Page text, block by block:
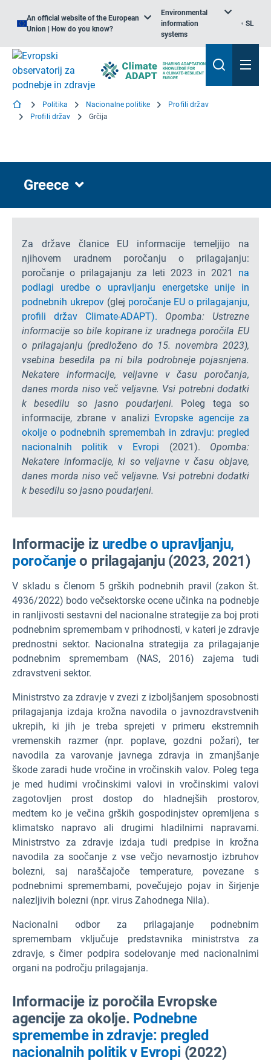
An official website of the European
Union | How do you know?
Environmental
information
systems
SL
Politika Nacionalne politike
Profili držav
Profili držav
Grčija
Greece
Za države članice EU informacije temeljijo na
njihovem uradnem poročanju o prilagajanju:
poročanje o prilagajanju za leti 2023 in 2021 na
podlagi uredbe o upravljanju energetske unije in
podnebnih ukrepov (glej poročanje EU o prilagajanju,
profili držav Climate-ADAPT).
Opomba: Ustrezne
informacije so bile kopirane iz uradnega poročila EU
o prilagajanju (predloženo do 15. novembra 2023),
vsebina besedila pa ni bila podrobneje pojasnjena.
Nekatere informacije, veljavne v času poročanja,
danes morda niso več veljavne. Vsi potrebni dodatki
k besedilu so jasno poudarjeni. Poleg tega so
informacije, zbrane v analizi Evropske agencije za
okolje o podnebnih spremembah in zdravju: pregled
nacionalnih politik v Evropi (2021). Opomba:
Nekatere informacije, ki so veljavne v času objave,
danes morda niso več veljavne. Vsi potrebni dodatki
k besedilu so jasno poudarjeni.
Informacije iz uredbe o upravljanju,
poročanjeo prilagajanju (2023, 2021)
V skladu s členom 5 grških podnebnih pravil (zakon št.
4936/2022) bodo večsektorske ocene učinka na podnebje
in ranljivosti sestavni del nacionalne strategije za boj proti
podnebnim spremembam v prihodnosti, v kateri je zdravje
prednostni sektor. Nacionalna strategija za prilagajanje
podnebnim spremembam (NAS, 2016) zajema tudi
zdravstveni sektor.
Ministrstvo za zdravje v zvezi z izboljšanjem sposobnosti
prilagajanja izdaja krožna navodila o javnozdravstvenih
ukrepih, ki jih je treba sprejeti v primeru ekstremnih
vremenskih razmer (npr. poplave, gozdni požari), ter
navodila za varovanje javnega zdravja in zmanjšanje
škode zaradi hude vročine in vročinskih valov. Poleg tega
je med hudimi vročinskimi valovi in vročinskimi valovi
zagotovljen prost dostop do hladnejših prostorov,
medtem ko je večina grških gospodinjstev opremljena s
klimatsko napravo ali drugimi hladilnimi napravami.
Ministrstvo za zdravje izdaja tudi predpise in krožna
navodila za soočanje z vse večjo nevarnostjo izbruhov
bolezni, saj naraščajoče temperature, povezane s
podnebnimi spremembami, povečujejo pojav in širjenje
nalezljivih bolezni (npr. virus Zahodnega Nila).
Nacionalni odbor za prilagajanje podnebnim
spremembam vključuje predstavnika ministrstva za
zdravje, s čimer podpira sodelovanje med nacionalnimi
organi na področju prilagajanja.
Informacije iz poročila Evropske
agencije za okolje. Podnebne
spremembe in zdravje: pregled
nacionalnih politik v Evropi (2022)